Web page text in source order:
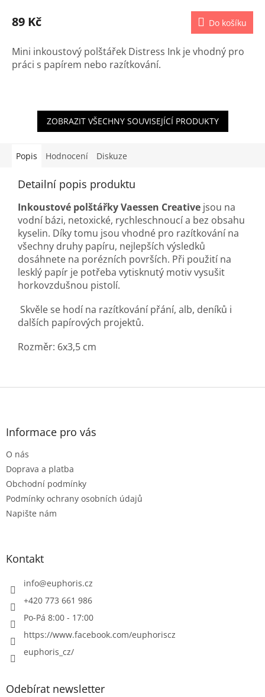
89 Kč Do košíku
Mini inkoustový polštářek Distress Ink je vhodný pro
práci s papírem nebo razítkování.
ZOBRAZIT VŠECHNY SOUVISEJÍCÍ PRODUKTY
Popis Hodnocení Diskuze
Detailní popis produktu
Inkoustové polštářky Vaessen Creative jsou na
vodní bázi, netoxické, rychleschnoucí a bez obsahu
kyselin. Díky tomu jsou vhodné pro razítkování na
všechny druhy papíru, nejlepších výsledků
dosáhnete na porézních površích. Při použití na
lesklý papír je potřeba vytisknutý motiv vysušit
horkovzdušnou pistolí.
Skvěle se hodí na razítkování přání, alb, deníků i
dalších papírových projektů.
Rozměr: 6x3,5 cm
Z
Informace pro vás
O nás
Doprava a platba
Obchodní podmínky
Podmínky ochrany osobních údajů
Napište nám
Kontakt
info@euphoris.cz
+420 773 661 986
Po-Pá 8:00 - 17:00
https://www.facebook.com/euphoriscz
euphoris_cz/
Odebírat newsletter